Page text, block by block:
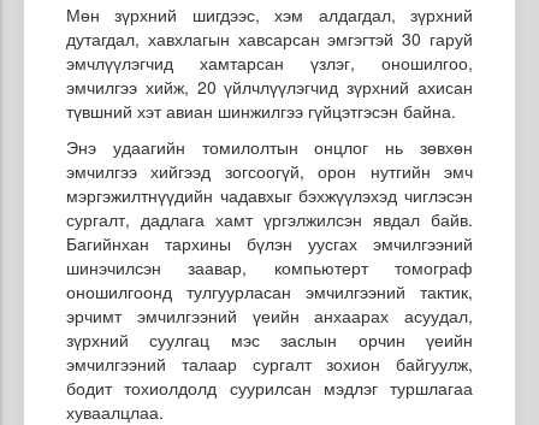
Мөн зүрхний шигдээс, хэм алдагдал, зүрхний
дутагдал, хавхлагын хавсарсан эмгэгтэй 30 гаруй
эмчлүүлэгчид хамтарсан үзлэг, оношилгоо,
эмчилгээ хийж, 20 үйлчлүүлэгчид зүрхний ахисан
түвшний хэт авиан шинжилгээ гүйцэтгэсэн байна.
Энэ удаагийн томилолтын онцлог нь зөвхөн
эмчилгээ хийгээд зогсоогүй, орон нутгийн эмч
мэргэжилтнүүдийн чадавхыг бэхжүүлэхэд чиглэсэн
сургалт, дадлага хамт үргэлжилсэн явдал байв.
Багийнхан тархины бүлэн уусгах эмчилгээний
шинэчилсэн заавар, компьютерт томограф
оношилгоонд тулгуурласан эмчилгээний тактик,
эрчимт эмчилгээний үеийн анхаарах асуудал,
зүрхний суулгац мэс заслын орчин үеийн
эмчилгээний талаар сургалт зохион байгуулж,
бодит тохиолдолд суурилсан мэдлэг туршлагаа
хуваалцлаа.